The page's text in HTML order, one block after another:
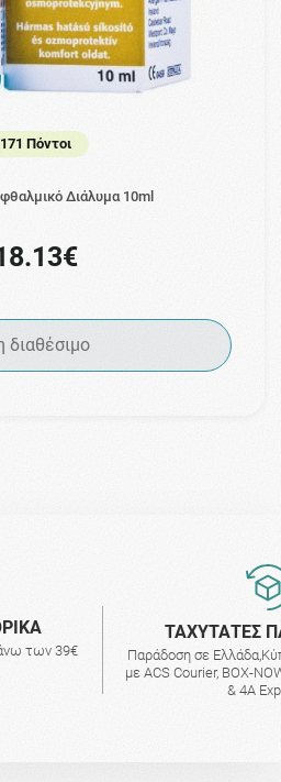
171 Πόντοι
Διάλυμα 10ml
διαθέσιμο
των 39€
ΤΑΧΥΤΑΤΕΣ
Παράδοση σε
με ACS Courier, BOX-
& 4A